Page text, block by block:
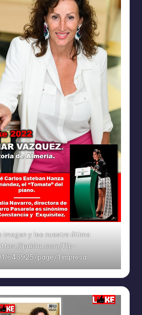
imagen y lee nuestra última
publuu.com/flip-
643925/page/1 impresa